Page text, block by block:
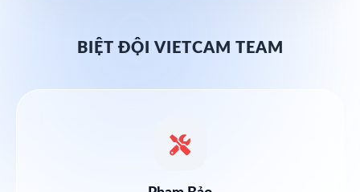
BIỆT ĐỘI VIETCAM TEAM